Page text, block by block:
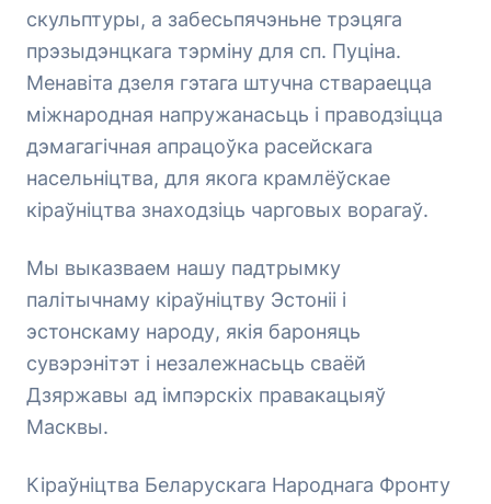
скульптуры, а забесьпячэньне трэцяга
прэзыдэнцкага тэрміну для сп. Пуціна.
Менавіта дзеля гэтага штучна ствараецца
міжнародная напружанасьць і праводзіцца
дэмагагічная апрацоўка расейскага
насельніцтва, для якога крамлёўскае
кіраўніцтва знаходзіць чарговых ворагаў.
Мы выказваем нашу падтрымку
палітычнаму кіраўніцтву Эстоніі і
эстонскаму народу, якія бароняць
сувэрэнітэт і незалежнасьць сваёй
Дзяржавы ад імпэрскіх правакацыяў
Масквы.
Кіраўніцтва Беларускага Народнага Фронту